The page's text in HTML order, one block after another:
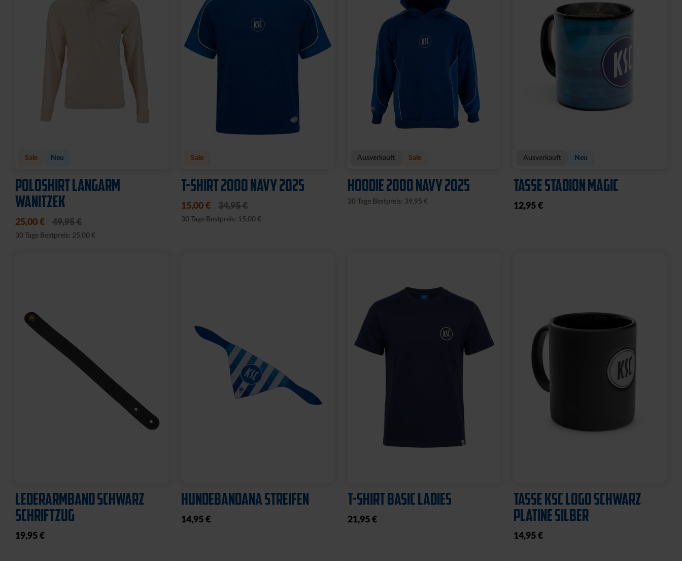
Sale Neu
POLOSHIRT LANGARM
WANITZEK
25,00 € 49,95 €
30 Tage Bestpreis: 25,00 €
Sale
T-SHIRT 2000 NAVY 2025
15,00 € 34,95 €
30 Tage Bestpreis: 15,00 €
Ausverkauft Sale
HOODIE 2000 NAVY 2025
30 Tage Bestpreis: 39,95 €
Ausverkauft Neu
TASSE STADION MAGIC
12,95 €
LEDERARMBAND SCHWARZ
SCHRIFTZUG
19,95 €
HUNDEBANDANA STREIFEN
14,95 €
T-SHIRT BASIC LADIES
21,95 €
TASSE KSC LOGO SCHWARZ
PLATINE SILBER
14,95 €